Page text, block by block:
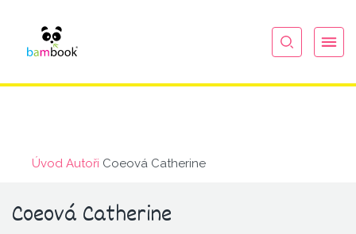
Úvod Autoři Coeová Catherine
Coeová Catherine